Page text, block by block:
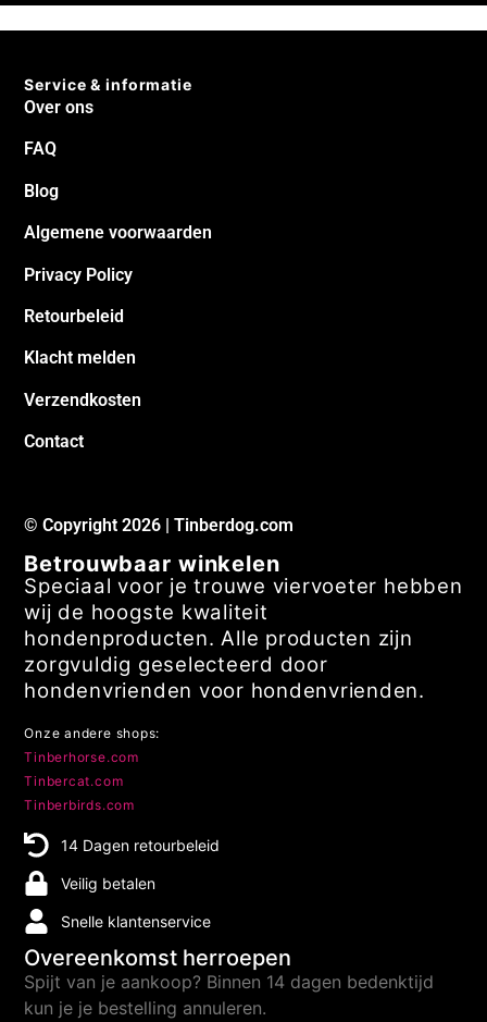
Service & informatie
Over ons
FAQ
Blog
Algemene voorwaarden
Privacy Policy
Retourbeleid
Klacht melden
Verzendkosten
Contact
© Copyright 2026 | Tinberdog.com
Betrouwbaar winkelen
Speciaal voor je trouwe viervoeter hebben
wij de hoogste kwaliteit
hondenproducten. Alle producten zijn
zorgvuldig geselecteerd door
hondenvrienden voor hondenvrienden.
Onze andere shops:
Tinberhorse.com
Tinbercat.com
Tinberbirds.com
14 Dagen retourbeleid
Veilig betalen
Snelle klantenservice
Overeenkomst herroepen
Spijt van je aankoop? Binnen 14 dagen bedenktijd
kun je je bestelling annuleren.